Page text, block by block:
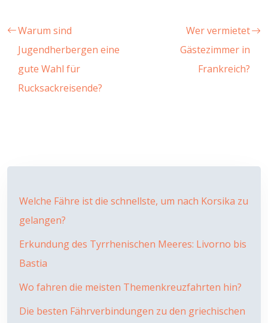
Warum sind
Jugendherbergen eine
gute Wahl für
Rucksackreisende?
Wer vermietet
Gästezimmer in
Frankreich?
Welche Fähre ist die schnellste, um nach Korsika zu
gelangen?
Erkundung des Tyrrhenischen Meeres: Livorno bis
Bastia
Wo fahren die meisten Themenkreuzfahrten hin?
Die besten Fährverbindungen zu den griechischen